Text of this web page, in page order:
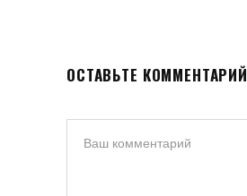
ОСТАВЬТЕ КОММЕНТАРИЙ